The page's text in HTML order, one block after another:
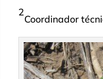
2
Coordinador